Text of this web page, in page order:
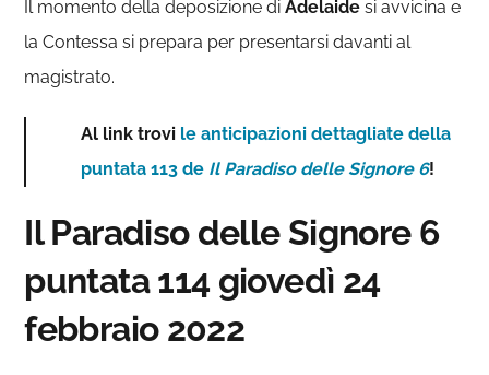
Il momento della deposizione diAdelaide si avvicina e
la Contessa si prepara per presentarsi davanti al
magistrato.
Al link trovi le anticipazioni dettagliate della
puntata 113 de Il Paradiso delle Signore 6!
Il Paradiso delle Signore 6
puntata 114 giovedì 24
febbraio 2022